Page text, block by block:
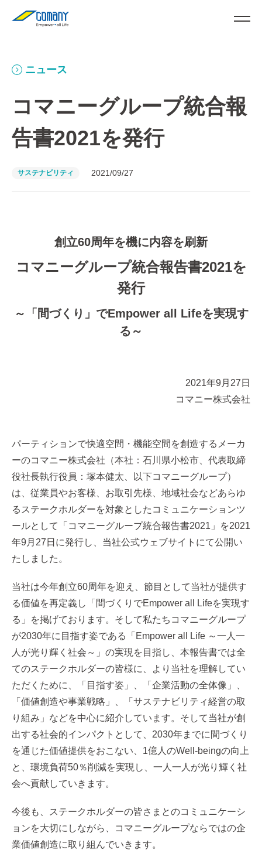
ニュース
コマニーグループ統合報
告書2021を発行
サステナビリティ 2021/09/27
創立60周年を機に内容を刷新
コマニーグループ統合報告書2021を
発行
～「間づくり」でEmpower all Lifeを実現す
る～
2021年9月27日
コマニー株式会社
パーティションで快適空間・機能空間を創造するメーカ
ーのコマニー株式会社（本社：石川県小松市、代表取締
役社長執行役員：塚本健太、以下コマニーグループ）
は、従業員やお客様、お取引先様、地域社会などあらゆ
るステークホルダーを対象としたコミュニケーションツ
ールとして「コマニーグループ統合報告書2021」を2021
年9月27日に発行し、当社公式ウェブサイトにて公開い
たしました。
当社は今年創立60周年を迎え、節目として当社が提供す
る価値を再定義し「間づくりでEmpower all Lifeを実現す
る」を掲げております。そして私たちコマニーグループ
が2030年に目指す姿である「Empower all Life ～一人一
人が光り輝く社会～」の実現を目指し、本報告書では全
てのステークホルダーの皆様に、より当社を理解してい
ただくために、「目指す姿」、「企業活動の全体像」、
「価値創造や事業戦略」、「サステナビリティ経営の取
り組み」などを中心に紹介しています。そして当社が創
出する社会的インパクトとして、2030年までに間づくり
を通じた価値提供をおこない、1億人のWell-beingの向上
と、環境負荷50％削減を実現し、一人一人が光り輝く社
会へ貢献していきます。
今後も、ステークホルダーの皆さまとのコミュニケーシ
ョンを大切にしながら、コマニーグループならではの企
業価値創造に取り組んでいきます。